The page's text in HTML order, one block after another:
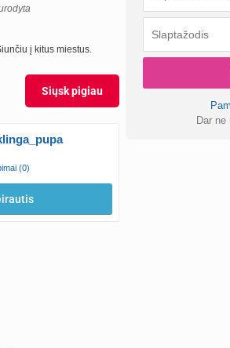
į kitus miestus.
Siųsk pigiau
(0)
Dar ne